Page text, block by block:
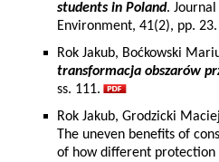
students in Poland.
Environment, 41(2), pp. 23.
Rok Jakub, Boćkowski
transformacja obszarów
ss. 111.
Rok Jakub, Grodzicki
The uneven benefits of
of how different protection